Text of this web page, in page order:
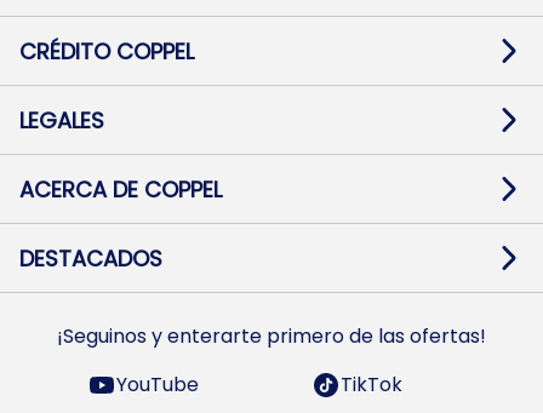
Términos y condiciones
Botón de arrepentimiento
Mapa de sitio
CRÉDITO COPPEL
Solicitar Crédito
Medios de Pago
Pago Fácil Online
LEGALES
Baja contratos
Defensa al consumidor CABA
ACERCA DE COPPEL
Trabajá con Nosotros
Preguntas Frecuentes
DESTACADOS
Smarts TVs y accesorios
Electrodomésticos
Heladeras y freezers
¡Seguinos y enterarte primero de las ofertas!
YouTube
TikTok